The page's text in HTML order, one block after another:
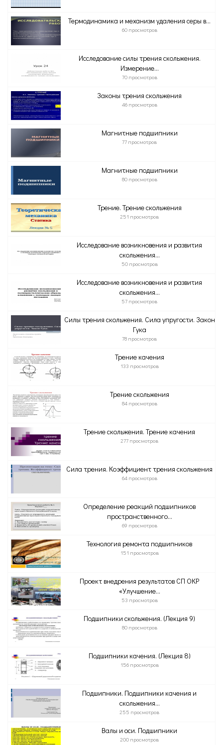
Термодинамика и механизм удаления серы в...
60 просмотров
Исследование силы трения скольжения.
Измерение...
70 просмотров
Законы трения скольжения
46 просмотров
Магнитные подшипники
77 просмотров
Магнитные подшипники
80 просмотров
Трение. Трение скольжения
251 просмотров
Исследование возникновения и развития
скольжения...
50 просмотров
Исследование возникновения и развития
скольжения...
57 просмотров
Силы трения скольжения. Сила упругости. Закон
Гука
78 просмотров
Трение качения
133 просмотров
Трение скольжения
84 просмотров
Трение скольжения. Трение качения
277 просмотров
Сила трения. Коэффициент трения скольжения
64 просмотров
Определение реакций подшипников
пространственного...
69 просмотров
Технология ремонта подшипников
151 просмотров
Проект внедрения результатов СП ОКР
«Улучшение...
53 просмотров
Подшипники скольжения. (Лекция 9)
80 просмотров
Подшипники качения. (Лекция 8)
156 просмотров
Подшипники. Подшипники качения и
скольжения...
255 просмотров
Валы и оси. Подшипники
200 просмотров